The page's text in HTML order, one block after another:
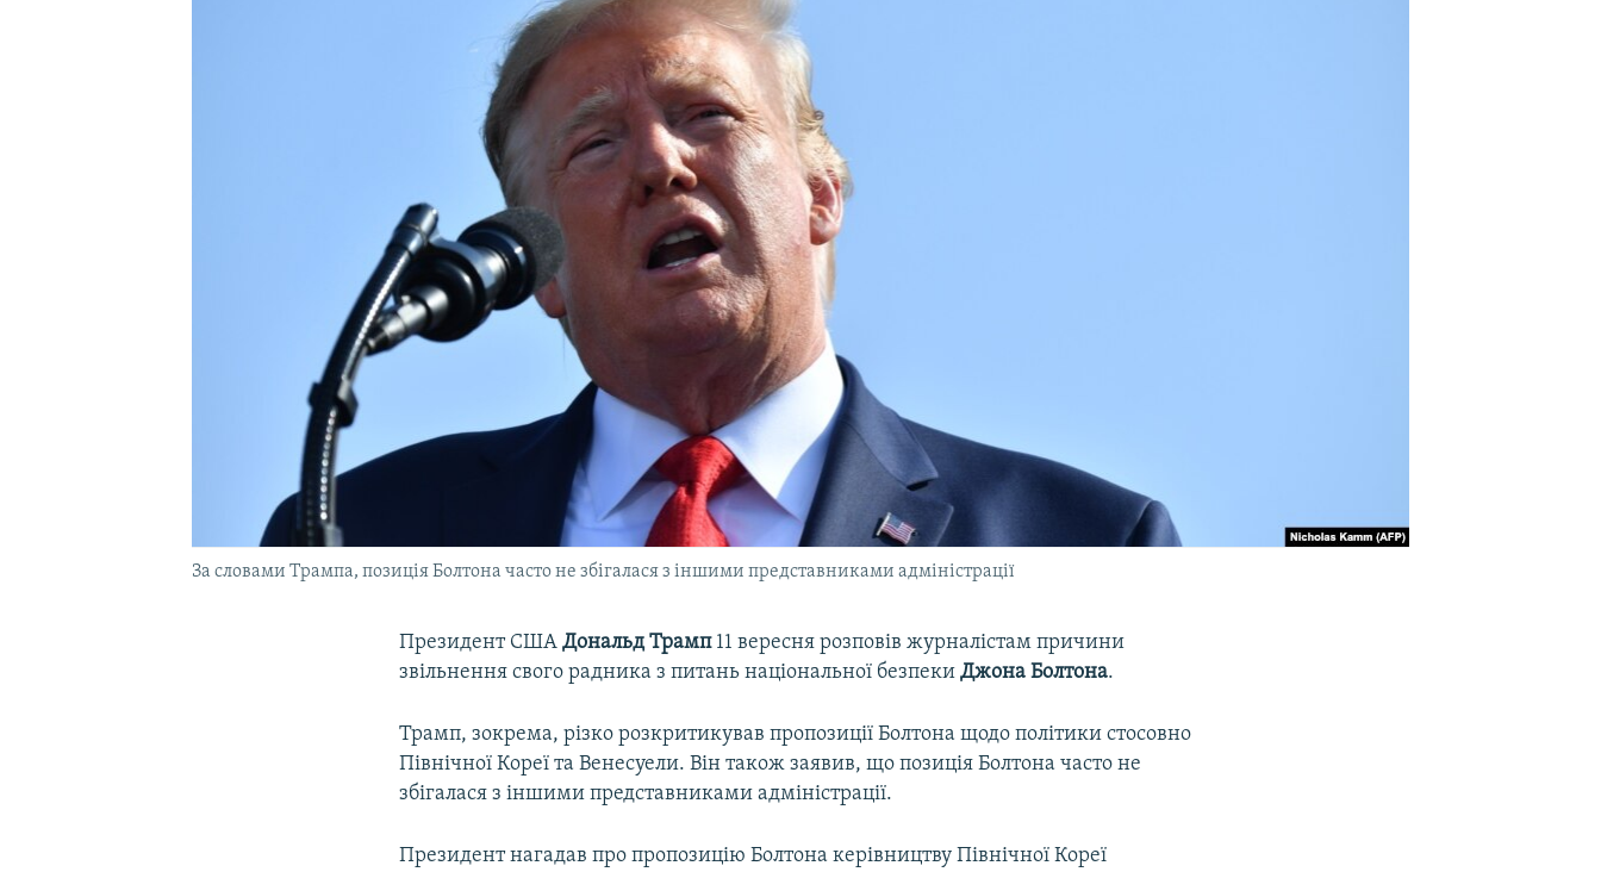
За словами Трампа, позиція Болтона часто не збігалася з іншими представниками адміністрації
Президент СШАДональд Трамп11 вересня розповів журналістам причини
звільнення свого радника з питань національної безпекиДжона Болтона.
Трамп, зокрема, різко розкритикував пропозиції Болтона щодо політики стосовно
Північної Кореї та Венесуели. Він також заявив, що позиція Болтона часто не
збігалася з іншими представниками адміністрації.
Президент нагадав про пропозицію Болтона керівництву Північної Кореї